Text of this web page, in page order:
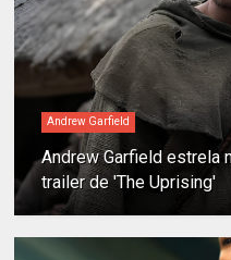
Andrew Garfield
Andrew Garfield estrela
trailer de 'The Uprising'